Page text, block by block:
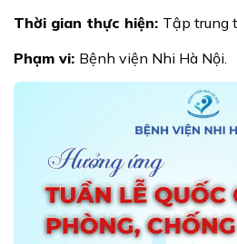
Thời gian thực hiện: Tập trung
Phạm vi: Bệnh viện Nhi Hà Nội.